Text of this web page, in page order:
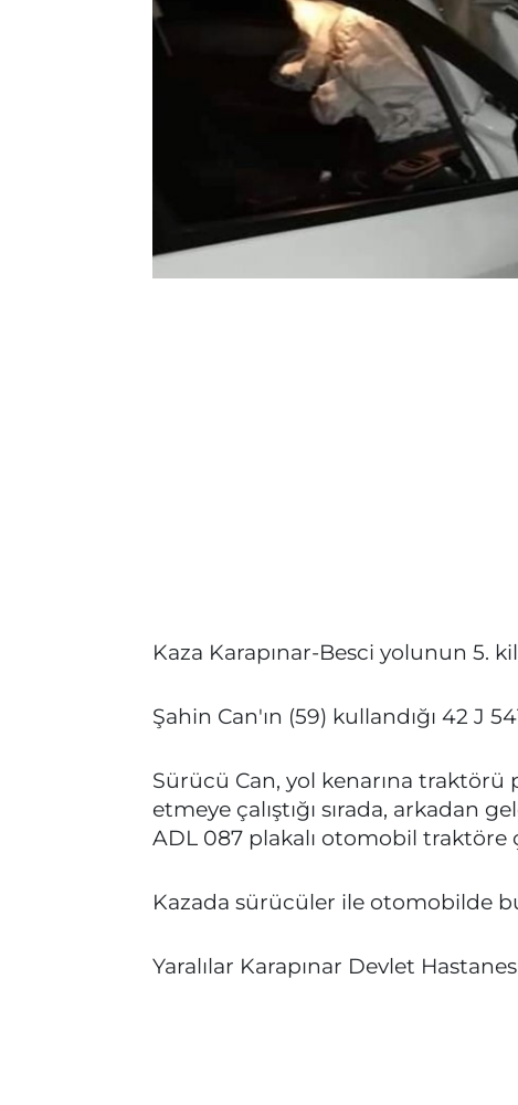
Kaza Karapınar-Besci yolunun 5.
Şahin Can'ın (59) kullandığı 42 J
Sürücü Can, yol kenarına
etmeye çalıştığı sırada, arkadan
ADL 087 plakalı otomobil traktöre
Kazada sürücüler ile otomobilde
Yaralılar Karapınar Devlet